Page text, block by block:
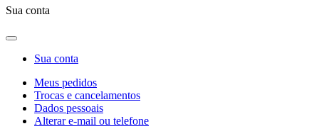
Sua conta
Sua conta
Meus pedidos
Trocas e cancelamentos
Dados pessoais
Alterar e-mail ou telefone